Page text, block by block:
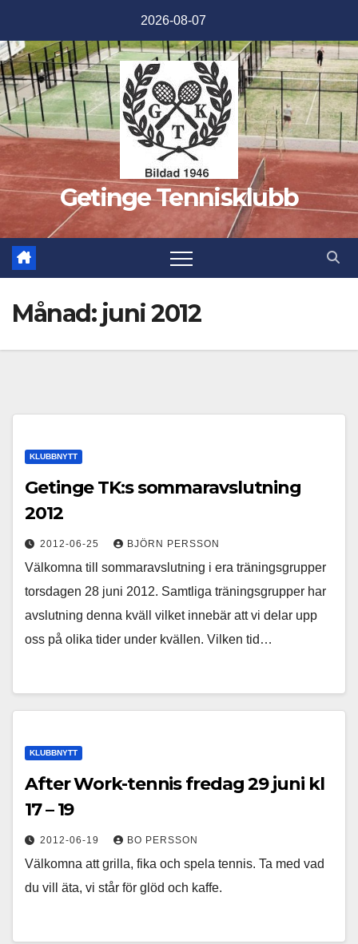
innehåll
2026-08-07
Getinge Tennisklubb
Månad: juni 2012
KLUBBNYTT
Getinge TK:s sommaravslutning
2012
2012-06-25 BJÖRN PERSSON
Välkomna till sommaravslutning i era träningsgrupper
torsdagen 28 juni 2012. Samtliga träningsgrupper har
avslutning denna kväll vilket innebär att vi delar upp
oss på olika tider under kvällen. Vilken tid…
KLUBBNYTT
After Work-tennis fredag 29 juni kl
17 – 19
2012-06-19 BO PERSSON
Välkomna att grilla, fika och spela tennis. Ta med vad
du vill äta, vi står för glöd och kaffe.